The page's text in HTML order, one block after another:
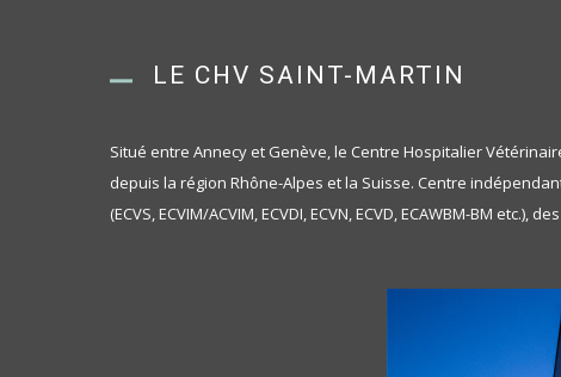
LE CHV SAINT-MARTIN
Situé entre Annecy et Genève, le Centre Hospitalier
depuis la région Rhône-Alpes et la Suisse. Centre
(ECVS, ECVIM/ACVIM, ECVDI, ECVN, ECVD, ECAWBM-BM